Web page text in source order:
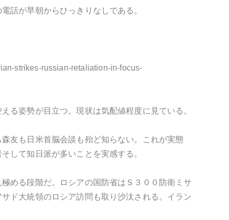
話が早朝からひっきりなしである。
strikes-russian-retaliation-in-focus-
る姿勢が目立つ。現状は気配値程度に見ている。
友も日米首脳会談も殆ど知らない。これが実態
して知日派が多いことを実感する。
める段階だ。ロシアの国防省はＳ３００防衛ミサ
ド大統領のロシア訪問も取り沙汰される。イラン